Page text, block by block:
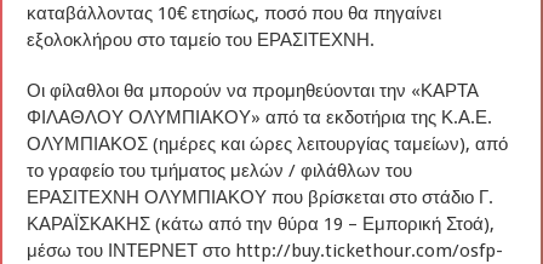
καταβάλλοντας 10€ ετησίως, ποσό που θα πηγαίνει
εξολοκλήρου στο ταμείο του ΕΡΑΣΙΤΕΧΝΗ.
Οι φίλαθλοι θα μπορούν να προμηθεύονται την «ΚΑΡΤΑ
ΦΙΛΑΘΛΟΥ ΟΛΥΜΠΙΑΚΟΥ» από τα εκδοτήρια της Κ.Α.Ε.
ΟΛΥΜΠΙΑΚΟΣ (ημέρες και ώρες λειτουργίας ταμείων), από
το γραφείο του τμήματος μελών / φιλάθλων του
ΕΡΑΣΙΤΕΧΝΗ ΟΛΥΜΠΙΑΚΟΥ που βρίσκεται στο στάδιο Γ.
ΚΑΡΑΪΣΚΑΚΗΣ (κάτω από την θύρα 19 – Εμπορική Στοά),
μέσω του ΙΝΤΕΡΝΕΤ στο http://buy.tickethour.com/osfp-